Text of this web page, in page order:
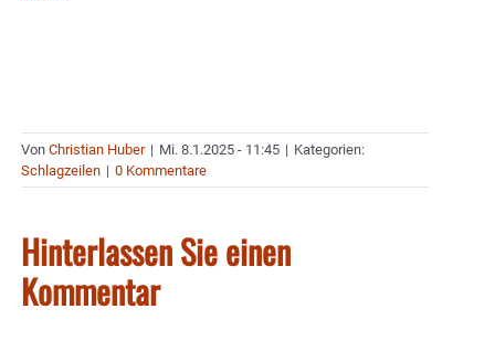
Von Christian Huber | Mi. 8.1.2025 - 11:45 | Kategorien:
Schlagzeilen | 0 Kommentare
Hinterlassen Sie einen
Kommentar